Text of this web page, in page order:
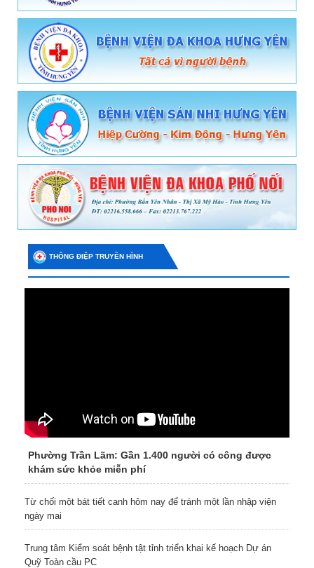
THÔNG ĐIỆP TRUYỀN HÌNH
Phường Trần Lãm: Gần 1.400 người có công được
khám sức khỏe miễn phí
Từ chối một bát tiết canh hôm nay để tránh một lần nhập viện
ngày mai
Trung tâm Kiểm soát bệnh tật tỉnh triển khai kế hoạch Dự án
Quỹ Toàn cầu PC